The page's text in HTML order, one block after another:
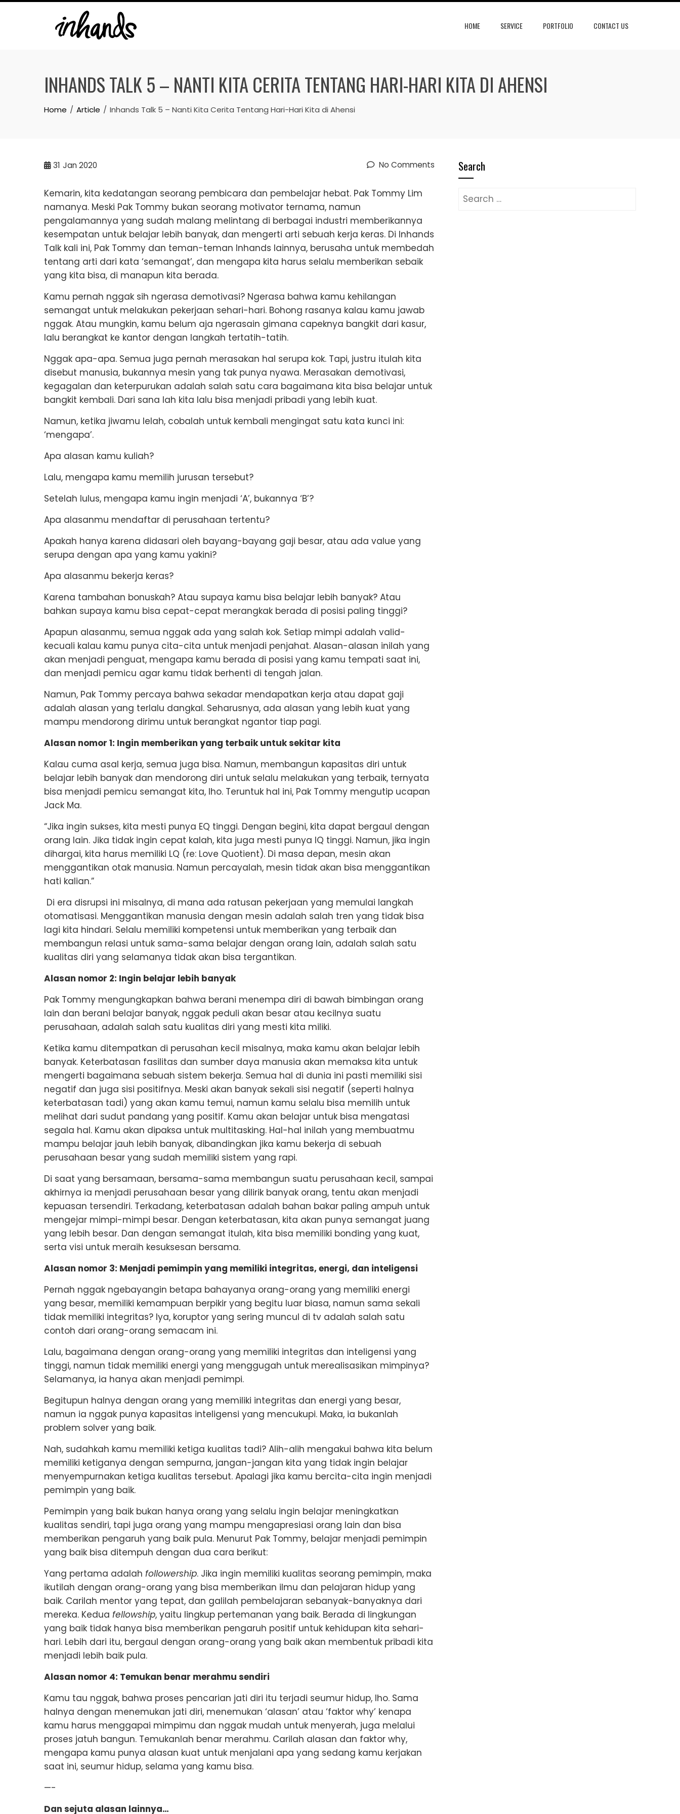
Skip
HOME SERVICE PORTFOLIO CONTACT US
INHANDS TALK 5 – NANTI KITA CERITA TENTANG HARI-HARI KITA DI AHENSI
Home Article Inhands Talk 5 – Nanti Kita Cerita Tentang Hari-Hari Kita di Ahensi
31 Jan 2020 No Comments
Kemarin, kita kedatangan seorang pembicara dan pembelajar hebat. Pak Tommy Lim
namanya. Meski Pak Tommy bukan seorang motivator ternama, namun
pengalamannya yang sudah malang melintang di berbagai industri memberikannya
kesempatan untuk belajar lebih banyak, dan mengerti arti sebuah kerja keras. Di Inhands
Talk kali ini, Pak Tommy dan teman-teman Inhands lainnya, berusaha untuk membedah
tentang arti dari kata ‘semangat’, dan mengapa kita harus selalu memberikan sebaik
yang kita bisa, di manapun kita berada.
Kamu pernah nggak sih ngerasa demotivasi? Ngerasa bahwa kamu kehilangan
semangat untuk melakukan pekerjaan sehari-hari. Bohong rasanya kalau kamu jawab
nggak. Atau mungkin, kamu belum aja ngerasain gimana capeknya bangkit dari kasur,
lalu berangkat ke kantor dengan langkah tertatih-tatih.
Nggak apa-apa. Semua juga pernah merasakan hal serupa kok. Tapi, justru itulah kita
disebut manusia, bukannya mesin yang tak punya nyawa. Merasakan demotivasi,
kegagalan dan keterpurukan adalah salah satu cara bagaimana kita bisa belajar untuk
bangkit kembali. Dari sana lah kita lalu bisa menjadi pribadi yang lebih kuat.
Namun, ketika jiwamu lelah, cobalah untuk kembali mengingat satu kata kunci ini:
‘mengapa’.
Apa alasan kamu kuliah?
Lalu, mengapa kamu memilih jurusan tersebut?
Setelah lulus, mengapa kamu ingin menjadi ‘A’, bukannya ‘B’?
Apa alasanmu mendaftar di perusahaan tertentu?
Apakah hanya karena didasari oleh bayang-bayang gaji besar, atau ada value yang
serupa dengan apa yang kamu yakini?
Apa alasanmu bekerja keras?
Karena tambahan bonuskah? Atau supaya kamu bisa belajar lebih banyak? Atau
bahkan supaya kamu bisa cepat-cepat merangkak berada di posisi paling tinggi?
Apapun alasanmu, semua nggak ada yang salah kok. Setiap mimpi adalah valid-
kecuali kalau kamu punya cita-cita untuk menjadi penjahat. Alasan-alasan inilah yang
akan menjadi penguat, mengapa kamu berada di posisi yang kamu tempati saat ini,
dan menjadi pemicu agar kamu tidak berhenti di tengah jalan.
Namun, Pak Tommy percaya bahwa sekadar mendapatkan kerja atau dapat gaji
adalah alasan yang terlalu dangkal. Seharusnya, ada alasan yang lebih kuat yang
mampu mendorong dirimu untuk berangkat ngantor tiap pagi.
Alasan nomor 1: Ingin memberikan yang terbaik untuk sekitar kita
Kalau cuma asal kerja, semua juga bisa. Namun, membangun kapasitas diri untuk
belajar lebih banyak dan mendorong diri untuk selalu melakukan yang terbaik, ternyata
bisa menjadi pemicu semangat kita, lho. Teruntuk hal ini, Pak Tommy mengutip ucapan
Jack Ma.
“Jika ingin sukses, kita mesti punya EQ tinggi. Dengan begini, kita dapat bergaul dengan
orang lain. Jika tidak ingin cepat kalah, kita juga mesti punya IQ tinggi. Namun, jika ingin
dihargai, kita harus memiliki LQ (re: Love Quotient). Di masa depan, mesin akan
menggantikan otak manusia. Namun percayalah, mesin tidak akan bisa menggantikan
hati kalian.”
Di era disrupsi ini misalnya, di mana ada ratusan pekerjaan yang memulai langkah
otomatisasi. Menggantikan manusia dengan mesin adalah salah tren yang tidak bisa
lagi kita hindari. Selalu memiliki kompetensi untuk memberikan yang terbaik dan
membangun relasi untuk sama-sama belajar dengan orang lain, adalah salah satu
kualitas diri yang selamanya tidak akan bisa tergantikan.
Alasan nomor 2: Ingin belajar lebih banyak
Pak Tommy mengungkapkan bahwa berani menempa diri di bawah bimbingan orang
lain dan berani belajar banyak, nggak peduli akan besar atau kecilnya suatu
perusahaan, adalah salah satu kualitas diri yang mesti kita miliki.
Ketika kamu ditempatkan di perusahan kecil misalnya, maka kamu akan belajar lebih
banyak. Keterbatasan fasilitas dan sumber daya manusia akan memaksa kita untuk
mengerti bagaimana sebuah sistem bekerja. Semua hal di dunia ini pasti memiliki sisi
negatif dan juga sisi positifnya. Meski akan banyak sekali sisi negatif (seperti halnya
keterbatasan tadi) yang akan kamu temui, namun kamu selalu bisa memilih untuk
melihat dari sudut pandang yang positif. Kamu akan belajar untuk bisa mengatasi
segala hal. Kamu akan dipaksa untuk multitasking. Hal-hal inilah yang membuatmu
mampu belajar jauh lebih banyak, dibandingkan jika kamu bekerja di sebuah
perusahaan besar yang sudah memiliki sistem yang rapi.
Di saat yang bersamaan, bersama-sama membangun suatu perusahaan kecil, sampai
akhirnya ia menjadi perusahaan besar yang dilirik banyak orang, tentu akan menjadi
kepuasan tersendiri. Terkadang, keterbatasan adalah bahan bakar paling ampuh untuk
mengejar mimpi-mimpi besar. Dengan keterbatasan, kita akan punya semangat juang
yang lebih besar. Dan dengan semangat itulah, kita bisa memiliki bonding yang kuat,
serta visi untuk meraih kesuksesan bersama.
Alasan nomor 3: Menjadi pemimpin yang memiliki integritas, energi, dan inteligensi
Pernah nggak ngebayangin betapa bahayanya orang-orang yang memiliki energi
yang besar, memiliki kemampuan berpikir yang begitu luar biasa, namun sama sekali
tidak memiliki integritas? Iya, koruptor yang sering muncul di tv adalah salah satu
contoh dari orang-orang semacam ini.
Lalu, bagaimana dengan orang-orang yang memiliki integritas dan inteligensi yang
tinggi, namun tidak memiliki energi yang menggugah untuk merealisasikan mimpinya?
Selamanya, ia hanya akan menjadi pemimpi.
Begitupun halnya dengan orang yang memiliki integritas dan energi yang besar,
namun ia nggak punya kapasitas inteligensi yang mencukupi. Maka, ia bukanlah
problem solver yang baik.
Nah, sudahkah kamu memiliki ketiga kualitas tadi? Alih-alih mengakui bahwa kita belum
memiliki ketiganya dengan sempurna, jangan-jangan kita yang tidak ingin belajar
menyempurnakan ketiga kualitas tersebut. Apalagi jika kamu bercita-cita ingin menjadi
pemimpin yang baik.
Pemimpin yang baik bukan hanya orang yang selalu ingin belajar meningkatkan
kualitas sendiri, tapi juga orang yang mampu mengapresiasi orang lain dan bisa
memberikan pengaruh yang baik pula. Menurut Pak Tommy, belajar menjadi pemimpin
yang baik bisa ditempuh dengan dua cara berikut:
Yang pertama adalah followership. Jika ingin memiliki kualitas seorang pemimpin, maka
ikutilah dengan orang-orang yang bisa memberikan ilmu dan pelajaran hidup yang
baik. Carilah mentor yang tepat, dan galilah pembelajaran sebanyak-banyaknya dari
mereka. Kedua fellowship, yaitu lingkup pertemanan yang baik. Berada di lingkungan
yang baik tidak hanya bisa memberikan pengaruh positif untuk kehidupan kita sehari-
hari. Lebih dari itu, bergaul dengan orang-orang yang baik akan membentuk pribadi kita
menjadi lebih baik pula.
Alasan nomor 4: Temukan benar merahmu sendiri
Kamu tau nggak, bahwa proses pencarian jati diri itu terjadi seumur hidup, lho. Sama
halnya dengan menemukan jati diri, menemukan ‘alasan’ atau ‘faktor why’ kenapa
kamu harus menggapai mimpimu dan nggak mudah untuk menyerah, juga melalui
proses jatuh bangun. Temukanlah benar merahmu. Carilah alasan dan faktor why,
mengapa kamu punya alasan kuat untuk menjalani apa yang sedang kamu kerjakan
saat ini, seumur hidup, selama yang kamu bisa.
—-
Dan sejuta alasan lainnya…
Search
Search